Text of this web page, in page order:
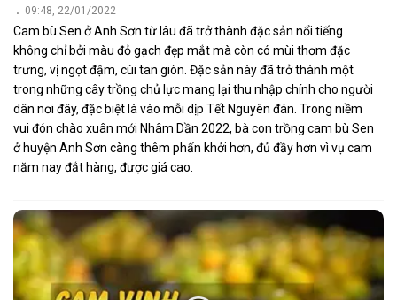
09:48, 22/01/2022
Cam bù Sen ở Anh Sơn từ lâu đã trở thành đặc sản nổi tiếng
không chỉ bởi màu đỏ gạch đẹp mắt mà còn có mùi thơm đặc
trưng, vị ngọt đậm, cùi tan giòn. Đặc sản này đã trở thành một
trong những cây trồng chủ lực mang lại thu nhập chính cho người
dân nơi đây, đặc biệt là vào mỗi dịp Tết Nguyên đán. Trong niềm
vui đón chào xuân mới Nhâm Dần 2022, bà con trồng cam bù Sen
ở huyện Anh Sơn càng thêm phấn khởi hơn, đủ đầy hơn vì vụ cam
năm nay đắt hàng, được giá cao.